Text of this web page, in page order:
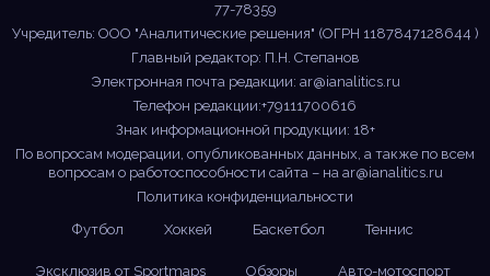
77-78359
Учредитель: ООО "Аналитические решения" (ОГРН 1187847128644 )
Главный редактор: П.Н. Степанов
Электронная почта редакции: ar@ianalitics.ru
Телефон редакции:+79111700616
Знак информационной продукции: 18+
По вопросам модерации, опубликованных данных, а также по всем
вопросам о работоспособности сайта – на ar@ianalitics.ru
Политика конфиденциальности
Футбол
Хоккей Баскетбол Теннис
Эксклюзив от Sportmaps Обзоры Авто-мотоспорт